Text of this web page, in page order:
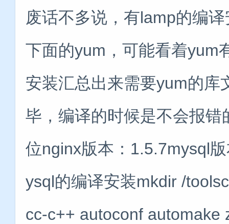
废话不多说，有lamp的编
下面的yum，可能看着yum
安装汇总出来需要yum的库
毕，编译的时候是不会报
位nginx版本：1.5.7mysql
ysql的编译安装mkdir /
cc-c++ autoconf automake